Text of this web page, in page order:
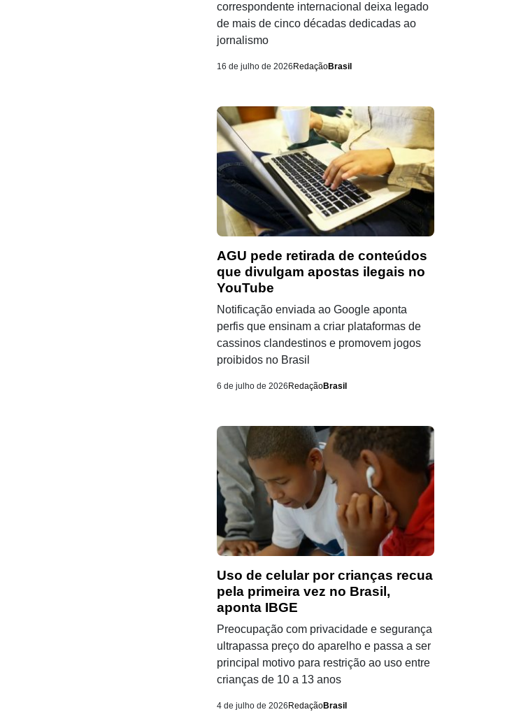
correspondente internacional deixa legado
de mais de cinco décadas dedicadas ao
jornalismo
16 de julho de 2026 RedaçãoBrasil
AGU pede retirada de conteúdos
que divulgam apostas ilegais no
YouTube
Notificação enviada ao Google aponta
perfis que ensinam a criar plataformas de
cassinos clandestinos e promovem jogos
proibidos no Brasil
6 de julho de 2026 RedaçãoBrasil
Uso de celular por crianças recua
pela primeira vez no Brasil,
aponta IBGE
Preocupação com privacidade e segurança
ultrapassa preço do aparelho e passa a ser
principal motivo para restrição ao uso entre
crianças de 10 a 13 anos
4 de julho de 2026 RedaçãoBrasil